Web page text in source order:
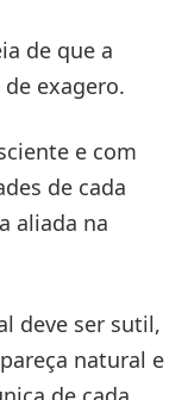
de que a
exagero.
e com
de cada
aliada na
deve ser sutil,
natural e